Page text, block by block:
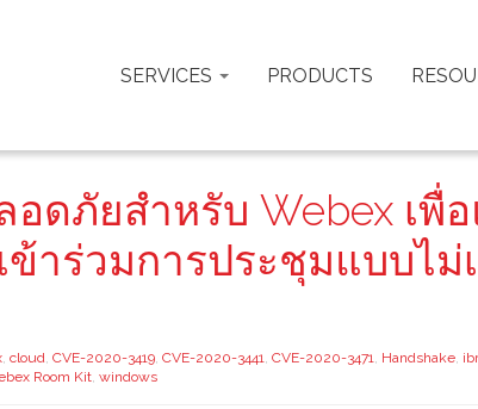
SERVICES PRODUCTS
ดภัยสำหรับ Webex เพื่
าร่วมการประชุมแบบไม่
, cloud, CVE-2020-3419, CVE-2020-3441, CVE-2020-3471, Handshake,
Room Kit, windows